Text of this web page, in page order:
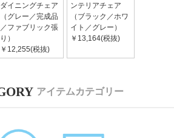
ダイニングチェア
（グレー／完成品
／ファブリック張
り）
￥12,255(税抜)
ンテリアチェア
（ブラック／ホワ
イト／グレー）
￥13,164(税抜)
アイテムカテゴリー